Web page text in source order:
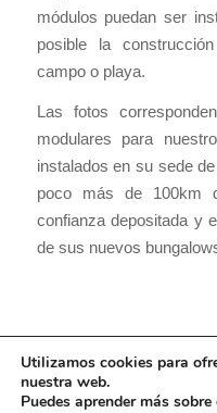
módulos puedan ser
posible la
campo o playa.
Las fotos
modulares para
instalados en su sede
poco más de 100km
confianza depositada y
de sus nuevos
Utilizamos cookies para
nuestra web.
Puedes aprender más